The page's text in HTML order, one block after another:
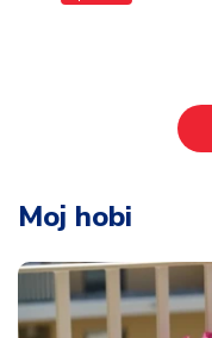
Moj hobi